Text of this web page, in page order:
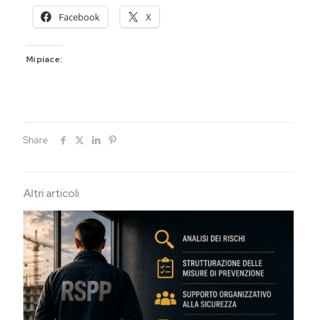
Facebook X
Mi piace:
Share
Altri articoli